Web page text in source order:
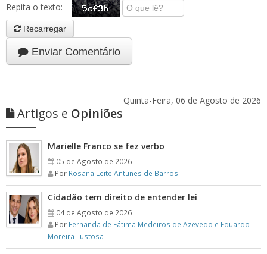
Repita o texto:
Recarregar
Enviar Comentário
Quinta-Feira, 06 de Agosto de 2026
Artigos e Opiniões
Marielle Franco se fez verbo
05 de Agosto de 2026
Por Rosana Leite Antunes de Barros
Cidadão tem direito de entender lei
04 de Agosto de 2026
Por Fernanda de Fátima Medeiros de Azevedo e Eduardo
Moreira Lustosa